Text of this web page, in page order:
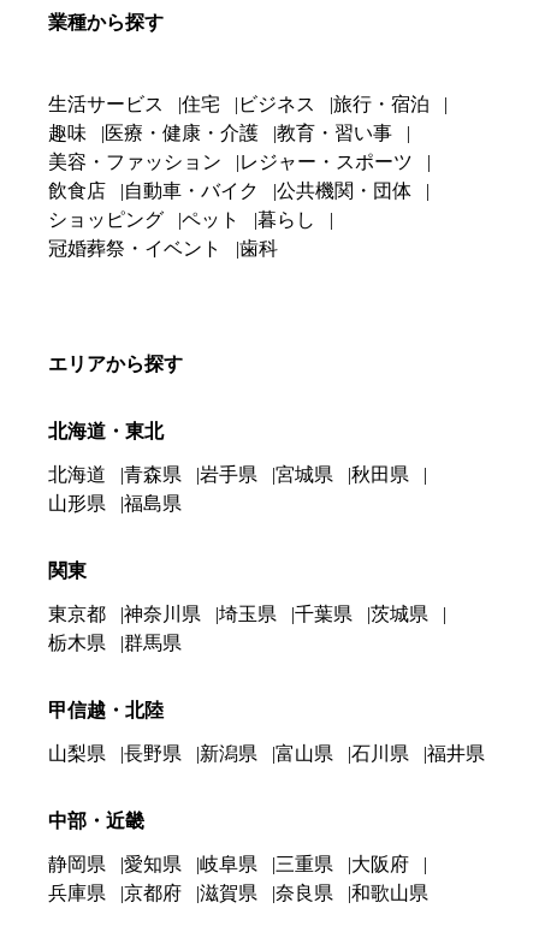
業種から探す
生活サービス 住宅 ビジネス
旅行・宿泊
趣味
医療・健康・介護
教育・習い事
美容・ファッション
レジャー・スポーツ
飲食店
自動車・バイク
公共機関・団体
ショッピング
ペット
暮らし
冠婚葬祭・イベント
歯科
エリアから探す
北海道・東北
北海道 青森県 岩手県 宮城県
秋田県
山形県
福島県
関東
東京都 神奈川県 埼玉県 千葉県
茨城県
栃木県
群馬県
甲信越・北陸
山梨県 長野県 新潟県 富山県 石川県 福井県
中部・近畿
静岡県 愛知県 岐阜県 三重県
大阪府
兵庫県
京都府 滋賀県 奈良県 和歌山県